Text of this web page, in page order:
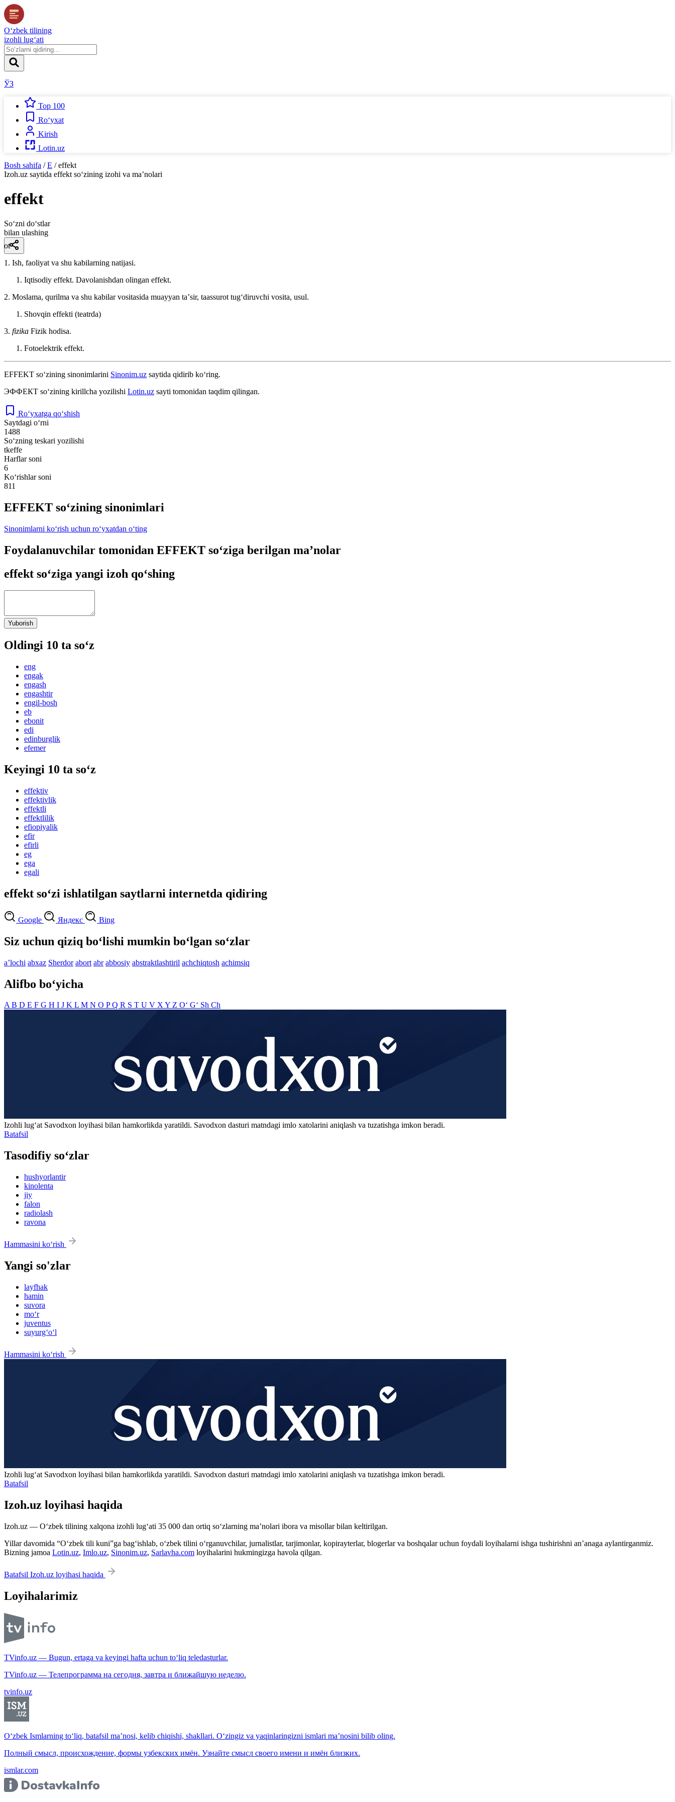
O‘zbek tilining
izohli lug‘ati
ЎЗ
Top 100
Ro‘yxat
Kirish
Lotin.uz
Bosh sahifa / E / effekt
Izoh.uz saytida effekt so‘zining izohi va ma’nolari
effekt
So‘zni do‘stlar
bilan ulashing
ot
1. Ish, faoliyat va shu kabilarning natijasi.
Iqtisodiy effekt. Davolanishdan olingan effekt.
2. Moslama, qurilma va shu kabilar vositasida muayyan taʼsir, taassurot tugʻdiruvchi vosita, usul.
Shovqin effekti (teatrda)
3. fizika Fizik hodisa.
Fotoelektrik effekt.
EFFEKT so‘zining sinonimlarini Sinonim.uz saytida qidirib ko‘ring.
ЭФФЕКТ so‘zining kirillcha yozilishi Lotin.uz sayti tomonidan taqdim qilingan.
Ro‘yxatga qo‘shish
Saytdagi o‘rni
1488
So‘zning teskari yozilishi
tkeffe
Harflar soni
6
Ko‘rishlar soni
811
EFFEKT so‘zining sinonimlari
Sinonimlarni ko‘rish uchun ro‘yxatdan o‘ting
Foydalanuvchilar tomonidan EFFEKT so‘ziga berilgan ma’nolar
effekt so‘ziga yangi izoh qo‘shing
Yuborish
Oldingi 10 ta so‘z
eng
engak
engash
engashtir
engil-bosh
eb
ebonit
edi
edinburglik
efemer
Keyingi 10 ta so‘z
effektiv
effektivlik
effektli
effektlilik
efiopiyalik
efir
efirli
eg
ega
egali
effekt so‘zi ishlatilgan saytlarni internetda qidiring
Google Яндекс Bing
Siz uchun qiziq bo‘lishi mumkin bo‘lgan so‘zlar
aʼlochi abxaz Sherdor abort abr abbosiy abstraktlashtiril achchiqtosh achimsiq
Alifbo bo‘yicha
AB D E F G H I J K L M N O PQ R S T U V XY Z O‘ G‘ Sh Ch
Izohli lugʻat Savodxon loyihasi bilan hamkorlikda yaratildi. Savodxon dasturi matndagi imlo xatolarini aniqlash va tuzatishga imkon beradi.
Batafsil
Tasodifiy so‘zlar
hushyorlantir
kinolenta
jiy
falon
radiolash
ravona
Hammasini ko‘rish
Yangi so'zlar
layfhak
hamin
suvora
mo‘r
juventus
suyurg‘o‘l
Hammasini ko‘rish
Izohli lugʻat Savodxon loyihasi bilan hamkorlikda yaratildi. Savodxon dasturi matndagi imlo xatolarini aniqlash va tuzatishga imkon beradi.
Batafsil
Izoh.uz loyihasi haqida
Izoh.uz — O‘zbek tilining xalqona izohli lug‘ati 35 000 dan ortiq so‘zlarning ma’nolari ibora va misollar bilan keltirilgan.
Yillar davomida “O‘zbek tili kuni”ga bag‘ishlab, o‘zbek tilini o‘rganuvchilar, jurnalistlar, tarjimonlar, kopirayterlar, blogerlar va boshqalar uchun foydali loyihalarni ishga tushirishni an’anaga aylantirganmiz.
Bizning jamoa Lotin.uz, Imlo.uz, Sinonim.uz, Sarlavha.com loyihalarini hukmingizga havola qilgan.
Batafsil Izoh.uz loyihasi haqida
Loyihalarimiz
TVinfo.uz — Bugun, ertaga va keyingi hafta uchun to‘liq teledasturlar.
TVinfo.uz — Телепрограмма на сегодня, завтра и ближайшую неделю.
tvinfo.uz
O‘zbek Ismlarning to‘liq, batafsil ma’nosi, kelib chiqishi, shakllari. O‘zingiz va yaqinlaringizni ismlari ma’nosini bilib oling.
Полный смысл, происхождение, формы узбекских имён. Узнайте смысл своего имени и имён близких.
ismlar.com